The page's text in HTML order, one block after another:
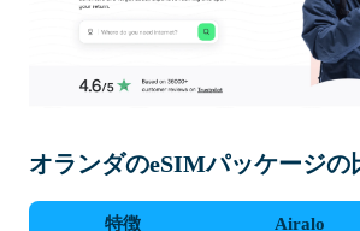
オランダのeSIMパッケージの
特徴 Airalo